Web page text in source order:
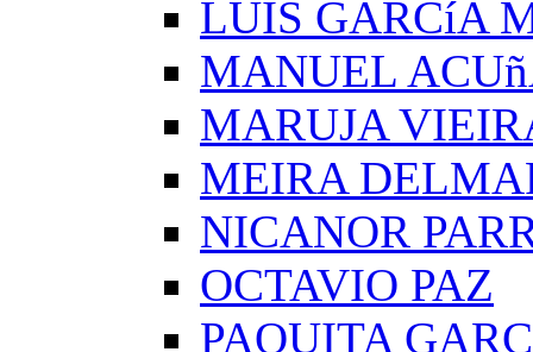
LUIS GARCíA
MANUEL
MARUJA
MEIRA
NICANOR
OCTAVIO PAZ
PAQUITA